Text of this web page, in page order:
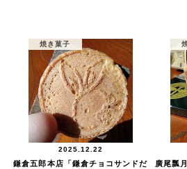
焼き菓子
2025.12.22
鎌倉五郎本店「鎌倉チョコサンドだ
廣尾瓢